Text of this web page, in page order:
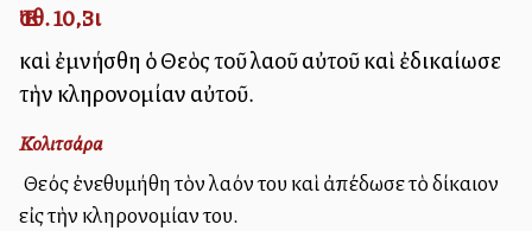
Ἐσθ. 10,3ι
καὶ ἐμνήσθη ὁ Θεὸς τοῦ λαοῦ αὐτοῦ καὶ ἐδικαίωσε
τὴν κληρονομίαν αὐτοῦ.
Κολιτσάρα
Ὁ Θεός ἐνεθυμήθη τὸν λαόν του καὶ ἀπέδωσε τὸ δίκαιον
εἰς τὴν κληρονομίαν του.